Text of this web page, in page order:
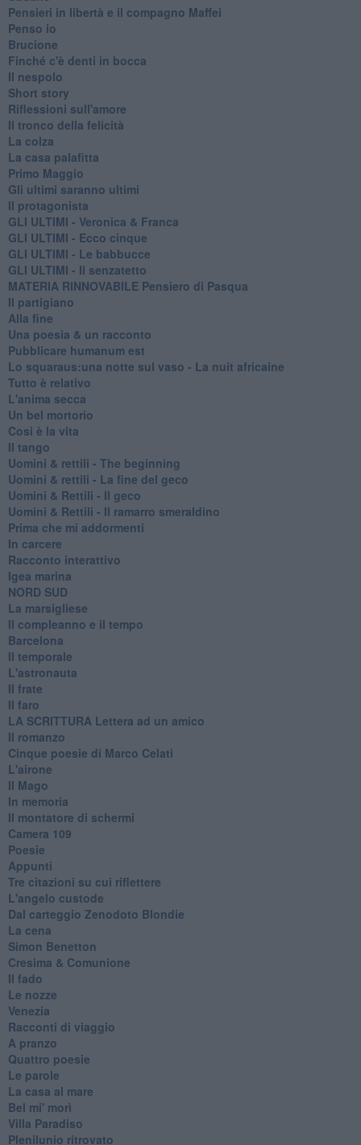
Pensieri in libertà e il compagno Maffei
Penso io
Brucione
Finché c'è denti in bocca
Il nespolo
Short story
Riflessioni sull'amore
Il tronco della felicità
La colza
La casa palafitta
Primo Maggio
Gli ultimi saranno ultimi
Il protagonista
GLI ULTIMI - Veronica & Franca
GLI ULTIMI - Ecco cinque
GLI ULTIMI - Le babbucce
GLI ULTIMI - Il senzatetto
MATERIA RINNOVABILE Pensiero di Pasqua
Il partigiano
Alla fine
Una poesia & un racconto
Pubblicare humanum est
Lo squaraus:una notte sul vaso - La nuit africaine
Tutto è relativo
L'anima secca
Un bel mortorio
Cosi è la vita
Il tango
​Uomini & rettili - The beginning
​Uomini & rettili - La fine del geco
Uomini & Rettili - Il geco
Uomini & Rettili - Il ramarro smeraldino
Prima che mi addormenti
In carcere
Racconto interattivo
Igea marina
​NORD SUD
La marsigliese
Il compleanno e il tempo
Barcelona
Il temporale
L'astronauta
Il frate
Il faro
​LA SCRITTURA Lettera ad un amico
Il romanzo
Cinque poesie di Marco Celati
L'airone
Il Mago
In memoria
Il montatore di schermi
Camera 109
Poesie
Appunti
Tre citazioni su cui riflettere
L'angelo custode
Dal carteggio Zenodoto Blondie
La cena
Simon Benetton
Cresima & Comunione
Il fado
Le nozze
Venezia
Racconti di viaggio
A pranzo
Quattro poesie
Le parole
La casa al mare
Bel mi' morì
Villa Paradiso
Plenilunio ritrovato